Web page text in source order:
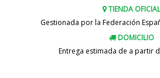
TIENDA OFICIAL
Gestionada por la Federación
DOMICILIO
Entrega estimada de a partir